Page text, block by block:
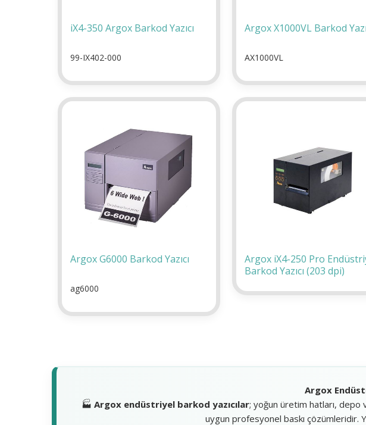
iX4-350 Argox Barkod Yazıcı
99-IX402-000
Argox X1000VL Barkod
AX1000VL
Argox G6000 Barkod Yazıcı
ag6000
Argox iX4-250 Pro
Barkod Yazıcı (203 dpi)
Argox
🏭 Argox endüstriyel barkod yazıcılar; yoğun üretim hatları, depo
uygun profesyonel baskı çözümleridir.